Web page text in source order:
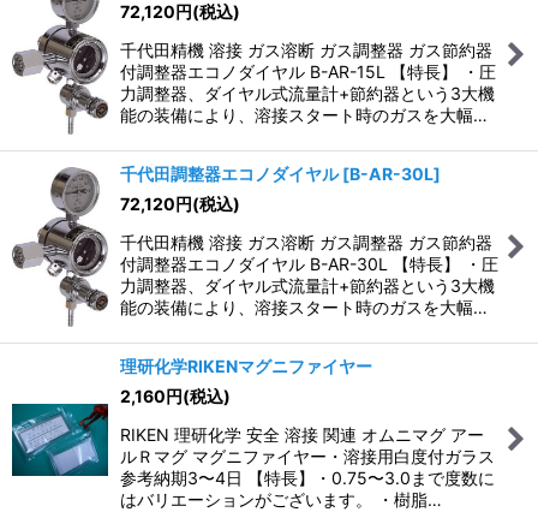
72,120円(税込)
千代田精機 溶接 ガス溶断 ガス調整器 ガス節約器
付調整器エコノダイヤル B-AR-15L 【特長】 ・圧
力調整器、ダイヤル式流量計+節約器という3大機
能の装備により、溶接スタート時のガスを大幅…
千代田調整器エコノダイヤル [B-AR-30L]
72,120円(税込)
千代田精機 溶接 ガス溶断 ガス調整器 ガス節約器
付調整器エコノダイヤル B-AR-30L 【特長】 ・圧
力調整器、ダイヤル式流量計+節約器という3大機
能の装備により、溶接スタート時のガスを大幅…
理研化学RIKENマグニファイヤー
2,160円(税込)
RIKEN 理研化学 安全 溶接 関連 オムニマグ アー
ルＲマグ マグニファイヤー・溶接用白度付ガラス
参考納期3〜4日 【特長】・0.75〜3.0まで度数に
はバリエーションがございます。 ・樹脂…